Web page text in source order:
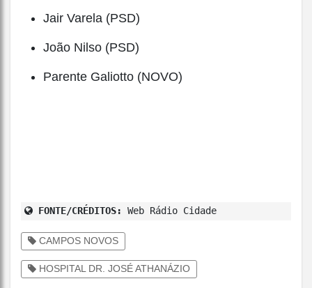
Jair Varela (PSD)
João Nilso (PSD)
Parente Galiotto (NOVO)
FONTE/CRÉDITOS: Web Rádio Cidade
CAMPOS NOVOS
HOSPITAL DR. JOSÉ ATHANÁZIO